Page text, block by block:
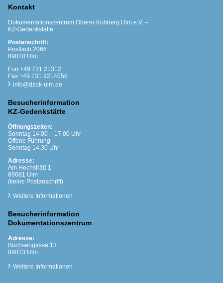
Kontakt
Dokumentationszentrum Oberer Kuhberg Ulm e.V. –
KZ-Gedenkstätte
Postanschrift:
Postfach 2066
89010 Ulm
Fon +49 731 21312
Fax +49 731 9214056
info@dzok-ulm.de
Besucherinformation
KZ-Gedenkstätte
Öffnungszeiten:
Sonntag 14.00 – 17.00 Uhr
Offene Führung
Sonntag 14.30 Uhr
Adresse:
Am Hochsträß 1
89081 Ulm
(keine Postanschrift)
Weitere Informationen
Besucherinformation
Dokumentationszentrum
Adresse:
Büchsengasse 13
89073 Ulm
Weitere Informationen